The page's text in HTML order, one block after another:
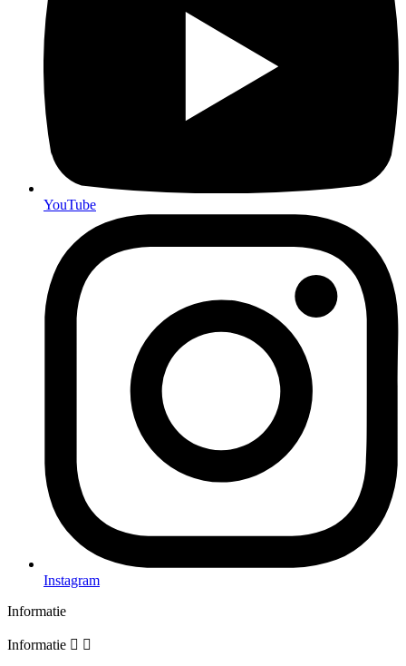
YouTube
Instagram
Informatie
Informatie  